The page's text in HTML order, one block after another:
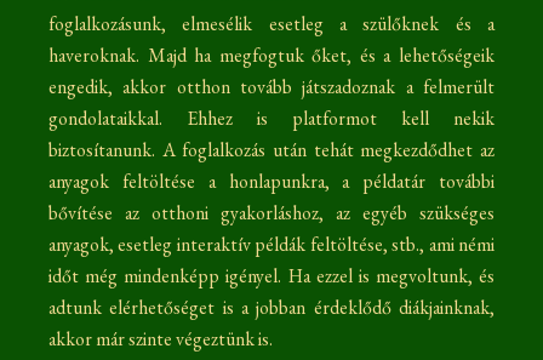
foglalkozásunk, elmesélik esetleg a szülőknek és a
haveroknak. Majd ha megfogtuk őket, és a lehetőségeik
engedik, akkor otthon tovább játszadoznak a felmerült
gondolataikkal. Ehhez is platformot kell nekik
biztosítanunk. A foglalkozás után tehát megkezdődhet az
anyagok feltöltése a honlapunkra, a példatár további
bővítése az otthoni gyakorláshoz, az egyéb szükséges
anyagok, esetleg interaktív példák feltöltése, stb., ami némi
időt még mindenképp igényel. Ha ezzel is megvoltunk, és
adtunk elérhetőséget is a jobban érdeklődő diákjainknak,
akkor már szinte végeztünk is.